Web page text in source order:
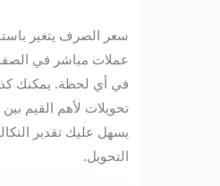
سعر الصرف يتغير
عملات مباشر في الصفحة
في أي لحظة. يمكنك كذلك
تحويلات لأهم القيم بين
يسهل عليك تقدير التكاليف
التحويل.